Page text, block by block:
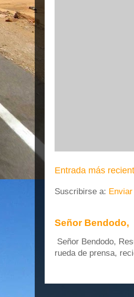
Entrada más
Suscribirse a:
Señor Bendodo,
Señor Bendodo,
rueda de prensa,